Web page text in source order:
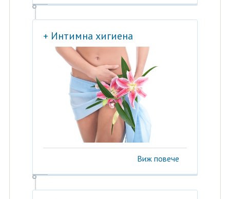
+ Интимна хигиена
Виж повече